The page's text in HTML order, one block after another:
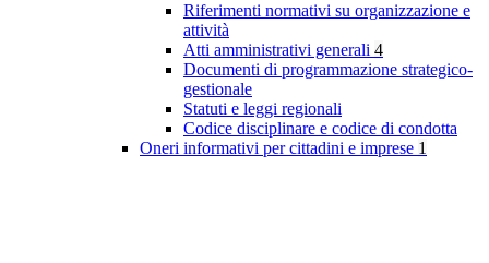
Riferimenti normativi su organizzazione e
attività
Atti amministrativi generali 4
Documenti di programmazione strategico-
gestionale
Statuti e leggi regionali
Codice disciplinare e codice di condotta
Oneri informativi per cittadini e imprese 1